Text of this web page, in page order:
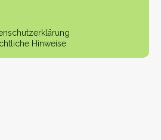
Hinweise